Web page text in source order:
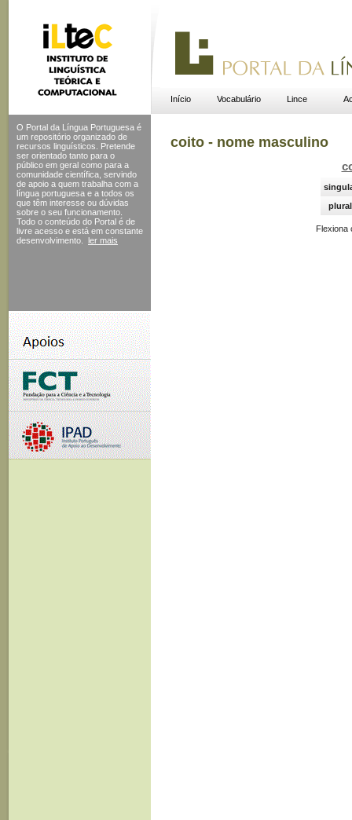
Início Vocabulário Lince
O Portal da Língua Portuguesa é
um repositório organizado de
recursos linguísticos. Pretende
ser orientado tanto para o
público em geral como para a
comunidade científica, servindo
de apoio a quem trabalha com a
língua portuguesa e a todos os
que têm interesse ou dúvidas
sobre o seu funcionamento.
Todo o conteúdo do Portal é de
livre acesso e está em constante
desenvolvimento.
ler mais
coito - nome masculino
plural
Flexiona